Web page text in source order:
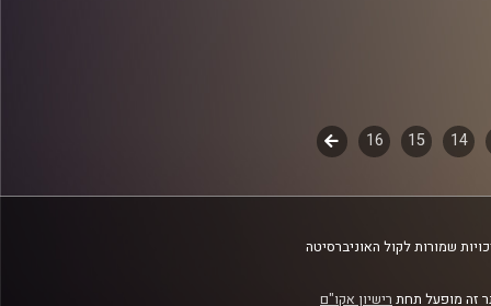
14
15
16
לשלב
שמורות לקול האוניברסיטה
זה מופעל תחת רישיון אקו"ם